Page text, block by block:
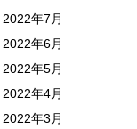
2022年7月
2022年6月
2022年5月
2022年4月
2022年3月